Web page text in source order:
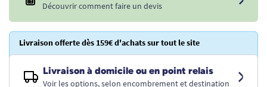
Découvrir comment faire un devis
Livraison offerte dès 159€ d'achats sur tout le site
Livraison à domicile ou en point relais
Voir les options, selon encombrement et destination